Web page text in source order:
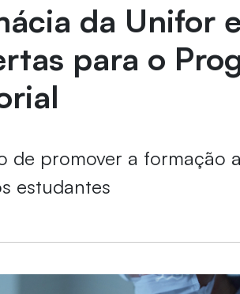
da Unifor
para o
de promover a formação
estudantes